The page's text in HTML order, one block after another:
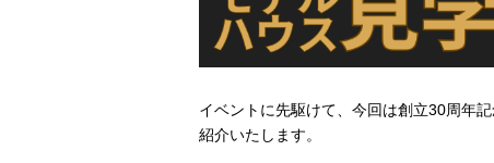
イベントに先駆けて、今回は創立30周年
紹介いたします。